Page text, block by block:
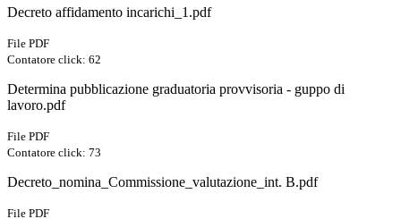
Decreto affidamento incarichi_1.pdf
File PDF
Contatore click: 62
Determina pubblicazione graduatoria provvisoria - guppo di
lavoro.pdf
File PDF
Contatore click: 73
Decreto_nomina_Commissione_valutazione_int. B.pdf
File PDF